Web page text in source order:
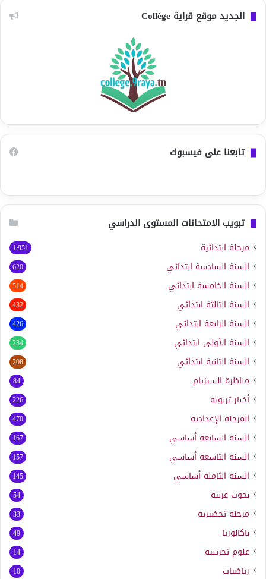
الجديد موقع قراية Collège
تابعنا على فيسبوك
تبويب الامتحانات المستوى الدراسي
مرحلة ابتدائية 1٬951
السنة السادسة ابتدائي 620
السنة الخامسة ابتدائي 514
السنة الثالثة ابتدائي 432
السنة الرابعة ابتدائي 426
السنة الأولى ابتدائي 234
السنة الثانية ابتدائي 208
مناظرة السيزيام 84
أخبار تربوية 226
المرحلة الإعدادية 470
السنة السابعة أساسي 167
السنة التاسعة أساسي 157
السنة الثامنة أساسي 145
بحوث عربية 54
مرحلة تحضيرية 33
باكالوريا 49
علوم تجريبية 14
رياضيات 10